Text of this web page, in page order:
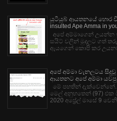
යුටියුබ් ආයතනයේ හොර
insulted Ape Amma in
අපේ අම්මාගෙන් උයන්න
සයිට් වලින් මුදලට ගත්
ඇයගෙන් කොපි කර
අපේ අම්මා චැනලටය
ආයතනට අපේ අම්මා
මේ පහතින්
මෙල් අනුහතෙන් (97) එක
2020 අප්‍රේල් මාසේ 9